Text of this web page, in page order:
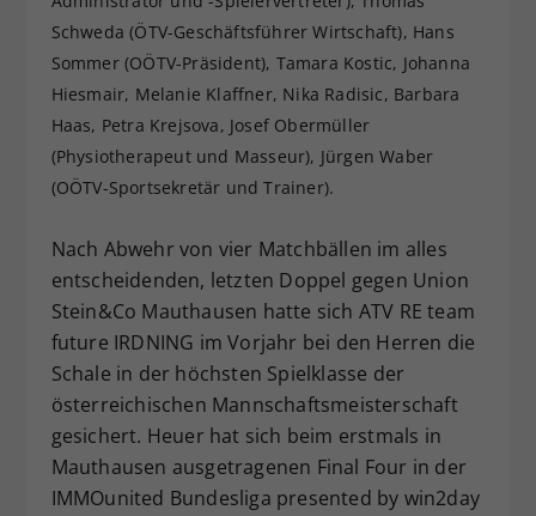
Schweda (ÖTV-Geschäftsführer Wirtschaft), Hans
Sommer (OÖTV-Präsident), Tamara Kostic, Johanna
Hiesmair, Melanie Klaffner, Nika Radisic, Barbara
Haas, Petra Krejsova, Josef Obermüller
(Physiotherapeut und Masseur), Jürgen Waber
(OÖTV-Sportsekretär und Trainer).
Nach Abwehr von vier Matchbällen im alles
entscheidenden, letzten Doppel gegen Union
Stein&Co Mauthausen hatte sich ATV RE team
future IRDNING im Vorjahr bei den Herren die
Schale in der höchsten Spielklasse der
österreichischen Mannschaftsmeisterschaft
gesichert. Heuer hat sich beim erstmals in
Mauthausen ausgetragenen Final Four in der
IMMOunited Bundesliga presented by win2day
Zweck
Dieser Wert speichert Ihre Consent-
Einstellungen. Unter anderem eine
historische Speicherung Ihrer
vorgenommen Einstellungen, falls der
Webseiten-Betreiber dies eingestellt
hat.